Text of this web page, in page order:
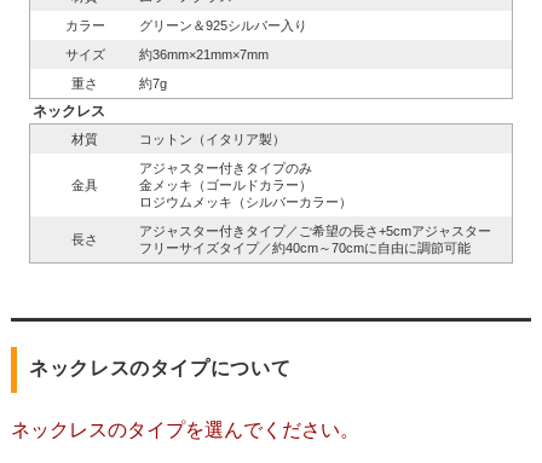
カラー
グリーン＆925シルバー入り
サイズ
約36mm×21mm×7mm
重さ
約7g
ネックレス
材質 コットン（イタリア製）
金具
アジャスター付きタイプのみ
金メッキ（ゴールドカラー）
ロジウムメッキ（シルバーカラー）
長さ
アジャスター付きタイプ／ご希望の長さ+5cmアジャスター
フリーサイズタイプ／約40cm～70cmに自由に調節可能
ネックレスのタイプについて
ネックレスのタイプを選んでください。